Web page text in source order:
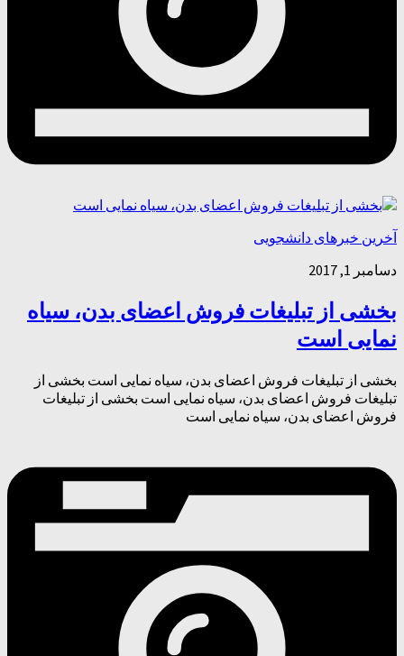
آخرین خبرهای دانشجویی
دسامبر 1, 2017
بخشی از تبلیغات فروش اعضای بدن، سیاه
نمایی است
بخشی از تبلیغات فروش اعضای بدن، سیاه نمایی است بخشی از
تبلیغات فروش اعضای بدن، سیاه نمایی است بخشی از تبلیغات
فروش اعضای بدن، سیاه نمایی است